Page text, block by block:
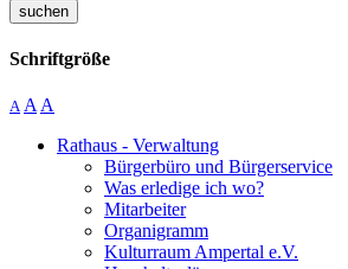
suchen
Schriftgröße
A A A
Rathaus - Verwaltung
Bürgerbüro und Bürgerservice
Was erledige ich wo?
Mitarbeiter
Organigramm
Kulturraum Ampertal e.V.